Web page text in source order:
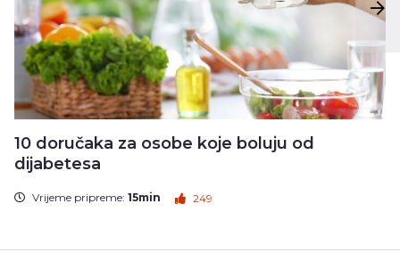
10 doručaka za osobe koje boluju od
dijabetesa
Vrijeme pripreme: 15min 249